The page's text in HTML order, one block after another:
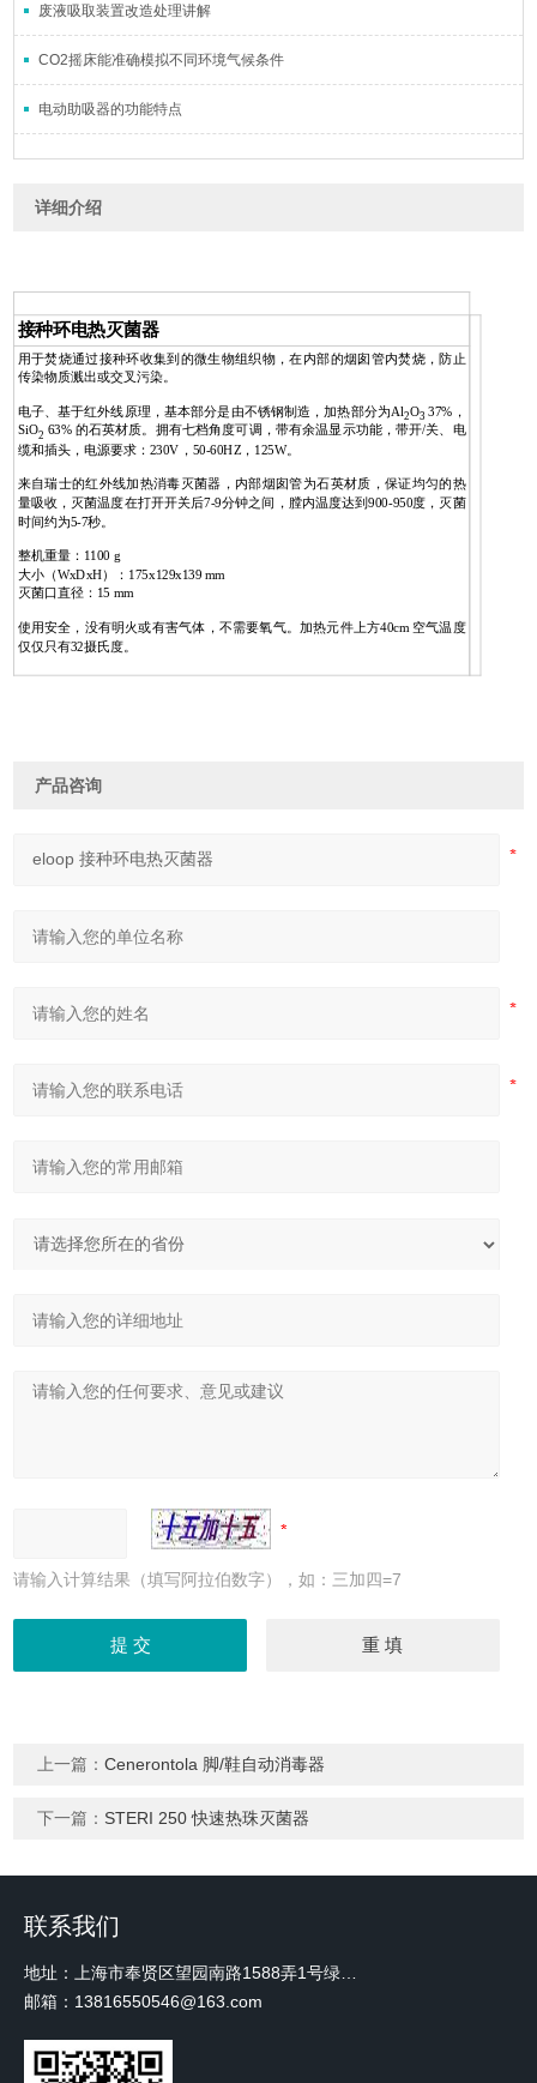
废液吸取装置改造处理讲解
CO2摇床能准确模拟不同环境气候条件
电动助吸器的功能特点
详细介绍
接种环电热灭菌器
用于焚烧通过接种环收集到的微生物组织物，在内部的烟囱管内焚烧，防止
传染物质溅出或交叉污染。
电子、基于红外线原理，基本部分是由不锈钢制造，加热部分为Al2O3 37%，
SiO2 63% 的石英材质。拥有七档角度可调，带有余温显示功能，带开/关、电
缆和插头，电源要求：230V，50-60HZ，125W。
来自瑞士的红外线加热消毒灭菌器，内部烟囱管为石英材质，保证均匀的热
量吸收，灭菌温度在打开开关后7-9分钟之间，膛内温度达到900-950度，灭菌
时间约为5-7秒。
整机重量：1100 g
大小（WxDxH）：175x129x139 mm
灭菌口直径：15 mm
使用安全，没有明火或有害气体，不需要氧气。加热元件上方40cm 空气温度
仅仅只有32摄氏度。
产品咨询
请输入计算结果（填写阿拉伯数字），如：三加四=7
上一篇：Cenerontola 脚/鞋自动消毒器
下一篇： STERI 250 快速热珠灭菌器
联系我们
地址：上海市奉贤区望园南路1588弄1号绿地未来中心A3 2110室
邮箱：13816550546@163.com